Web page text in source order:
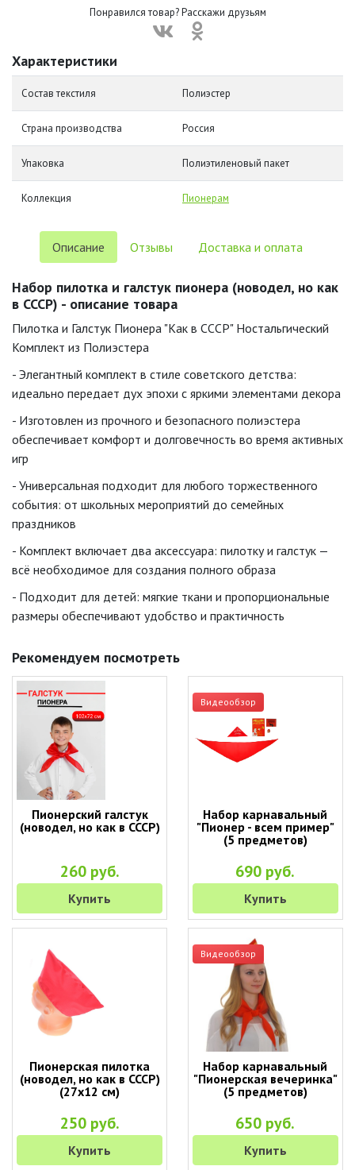
Понравился товар? Расскажи друзьям
Характеристики
Состав текстиля Полиэстер
Страна производства Россия
Упаковка Полиэтиленовый пакет
Коллекция Пионерам
Описание Отзывы Доставка и оплата
Набор пилотка и галстук пионера (новодел, но как
в СССР) - описание товара
Пилотка и Галстук Пионера "Как в СССР" Ностальгический
Комплект из Полиэстера
- Элегантный комплект в стиле советского детства:
идеально передает дух эпохи с яркими элементами декора
- Изготовлен из прочного и безопасного полиэстера
обеспечивает комфорт и долговечность во время активных
игр
- Универсальная подходит для любого торжественного
события: от школьных мероприятий до семейных
праздников
- Комплект включает два аксессуара: пилотку и галстук —
всё необходимое для создания полного образа
- Подходит для детей: мягкие ткани и пропорциональные
размеры обеспечивают удобство и практичность
Рекомендуем посмотреть
Пионерский галстук
(новодел, но как в СССР)
260 руб.
Купить
Видеообзор
Набор карнавальный
"Пионер - всем пример"
(5 предметов)
690 руб.
Купить
Пионерская пилотка
(новодел, но как в СССР)
(27х12 см)
250 руб.
Купить
Видеообзор
Набор карнавальный
"Пионерская вечеринка"
(5 предметов)
650 руб.
Купить